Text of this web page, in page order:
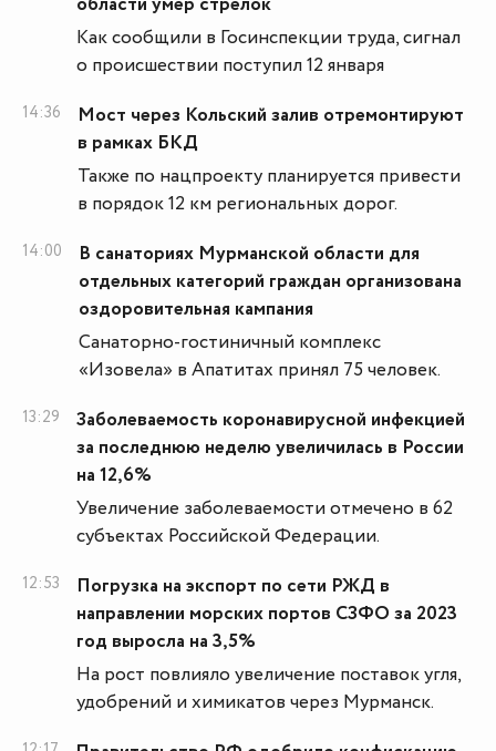
Как сообщили в Госинспекции труда, сигнал
о происшествии поступил 12 января
14:36
Мост через Кольский залив отремонтируют
в рамках БКД
Также по нацпроекту планируется привести
в порядок 12 км региональных дорог.
14:00
В санаториях Мурманской области для
отдельных категорий граждан организована
оздоровительная кампания
Санаторно-гостиничный комплекс
«Изовела» в Апатитах принял 75 человек.
13:29
Заболеваемость коронавирусной инфекцией
за последнюю неделю увеличилась в России
на 12,6%
Увеличение заболеваемости отмечено в 62
субъектах Российской Федерации.
12:53
Погрузка на экспорт по сети РЖД в
направлении морских портов СЗФО за 2023
год выросла на 3,5%
На рост повлияло увеличение поставок угля,
удобрений и химикатов через Мурманск.